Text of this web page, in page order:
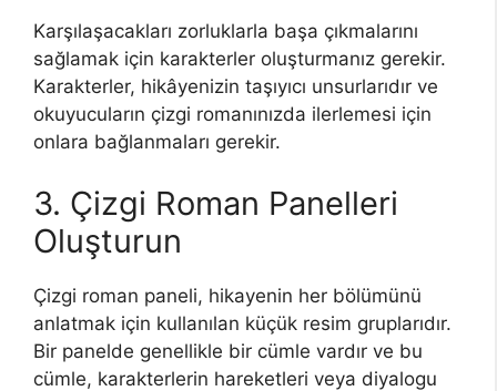
Karşılaşacakları zorluklarla başa çıkmalarını
sağlamak için karakterler oluşturmanız gerekir.
Karakterler, hikâyenizin taşıyıcı unsurlarıdır ve
okuyucuların çizgi romanınızda ilerlemesi için
onlara bağlanmaları gerekir.
3. Çizgi Roman Panelleri
Oluşturun
Çizgi roman paneli, hikayenin her bölümünü
anlatmak için kullanılan küçük resim gruplarıdır.
Bir panelde genellikle bir cümle vardır ve bu
cümle, karakterlerin hareketleri veya diyalogu